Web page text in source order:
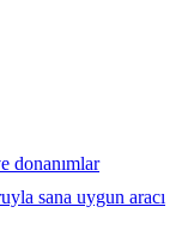
donanımlar
sana uygun aracı